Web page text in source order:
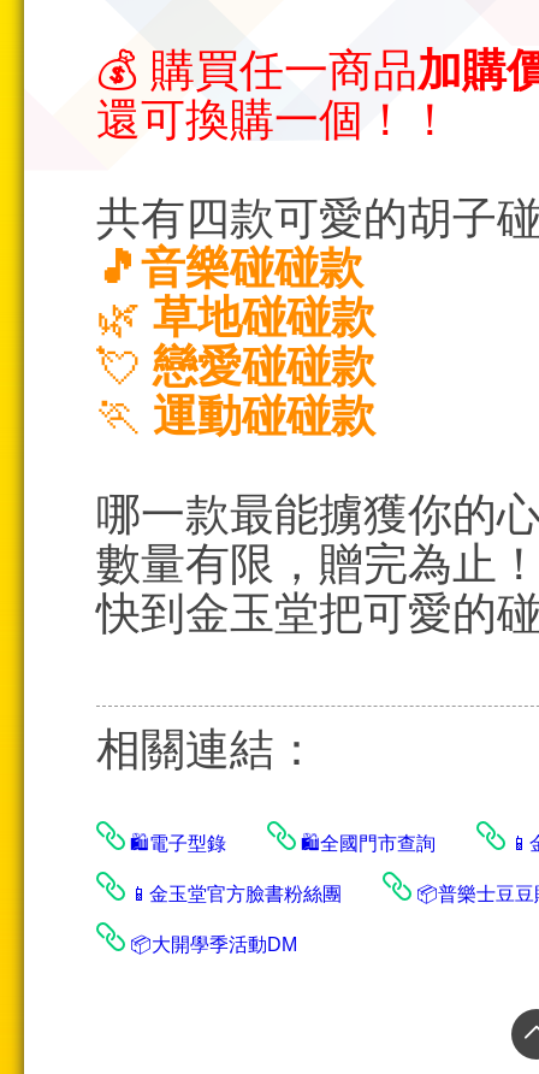
💰 購買任一商品加購
還可換購一個！！
共有四款可愛的胡子
🎵音樂碰碰款
🌿 草地碰碰款
💘 戀愛碰碰款
🏃 運動碰碰款
哪一款最能擄獲你的
數量有限，贈完為止
快到金玉堂把可愛的
相關連結：
🛍️電子型錄 🛍️全國門市查詢 📱
📱金玉堂官方臉書粉絲團 📦普樂士豆
📦大開學季活動DM